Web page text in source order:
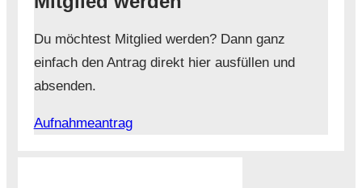
Du möchtest Mitglied werden? Dann ganz
einfach den Antrag direkt hier ausfüllen und
absenden.
Aufnahmeantrag